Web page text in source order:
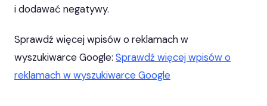
i dodawać negatywy.
Sprawdź więcej wpisów o reklamach w
wyszukiwarce Google: Sprawdź więcej wpisów o
reklamach w wyszukiwarce Google